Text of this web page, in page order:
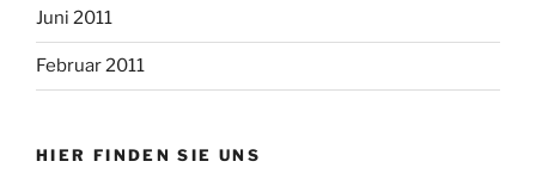
Juni 2011
Februar 2011
HIER FINDEN SIE UNS